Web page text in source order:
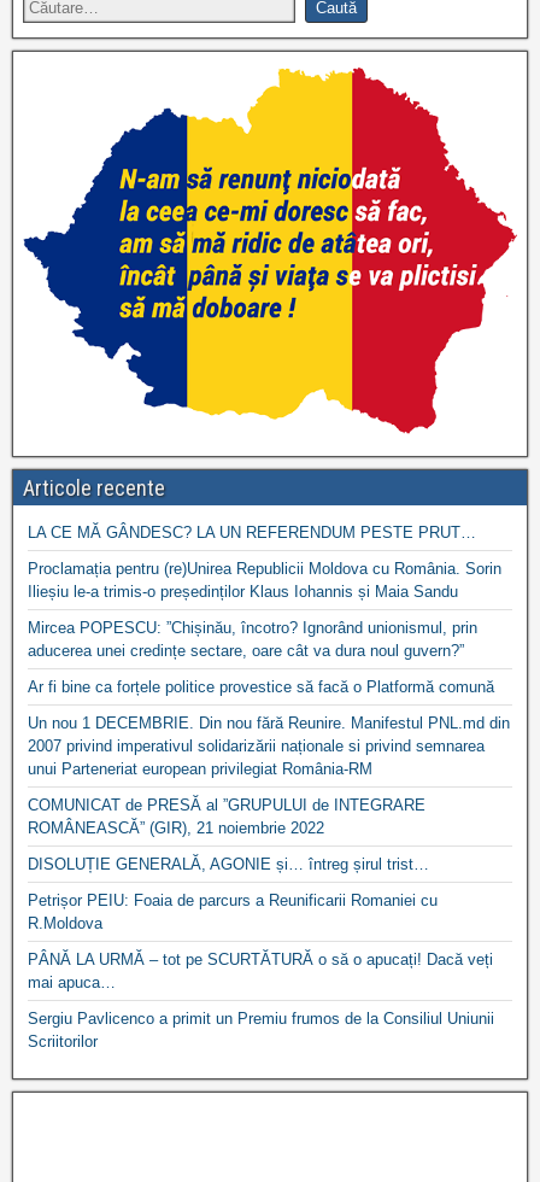
Articole recente
LA CE MĂ GÂNDESC? LA UN REFERENDUM PESTE PRUT…
Proclamația pentru (re)Unirea Republicii Moldova cu România. Sorin
Ilieșiu le-a trimis-o președinților Klaus Iohannis și Maia Sandu
Mircea POPESCU: ”Chișinău, încotro? Ignorând unionismul, prin
aducerea unei credințe sectare, oare cât va dura noul guvern?”
Ar fi bine ca forțele politice provestice să facă o Platformă comună
Un nou 1 DECEMBRIE. Din nou fără Reunire. Manifestul PNL.md din
2007 privind imperativul solidarizării naționale si privind semnarea
unui Parteneriat european privilegiat România-RM
COMUNICAT de PRESĂ al ”GRUPULUI de INTEGRARE
ROMÂNEASCĂ” (GIR), 21 noiembrie 2022
DISOLUȚIE GENERALĂ, AGONIE și… întreg șirul trist…
Petrișor PEIU: Foaia de parcurs a Reunificarii Romaniei cu
R.Moldova
PÂNĂ LA URMĂ – tot pe SCURTĂTURĂ o să o apucați! Dacă veți
mai apuca…
Sergiu Pavlicenco a primit un Premiu frumos de la Consiliul Uniunii
Scriitorilor